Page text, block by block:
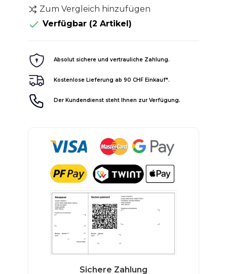
Zum Vergleich hinzufügen
 Verfügbar (2 Artikel)
Absolut sichere und vertrauliche Zahlung.
Kostenlose Lieferung ab 90 CHF Einkauf*.
Der Kundendienst steht Ihnen zur Verfügung.